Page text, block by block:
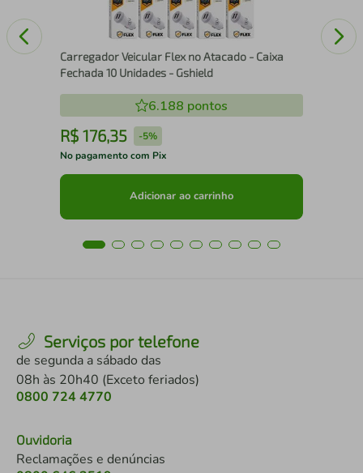
Carregador Veicular Flex no Atacado - Caixa
Fechada 10 Unidades - Gshield
6.188 pontos
R$ 176,35 -5%
No pagamento com Pix
Adicionar ao carrinho
Serviços por telefone
de segunda a sábado das
08h às 20h40 (Exceto feriados)
0800 724 4770
Ouvidoria
Reclamações e denúncias